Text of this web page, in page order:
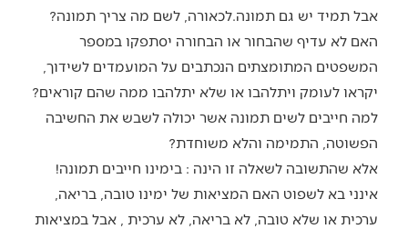
אבל תמיד יש גם תמונה.לכאורה, לשם מה צריך תמונה?
האם לא עדיף שהבחור או הבחורה יסתפקו במספר
המשפטים המתומצתים הנכתבים על המועמדים לשידוך,
יקראו לעומק ויתלהבו או שלא יתלהבו ממה שהם קוראים?
למה חייבים לשים תמונה אשר יכולה לשבש את החשיבה
הפשוטה, התמימה והלא משוחדת?
אלא שהתשובה לשאלה זו הינה : בימינו חייבים תמונה!
אינני בא לשפוט האם המציאות של ימינו טובה, בריאה,
ערכית או שלא טובה, לא בריאה, לא ערכית , אבל במציאות